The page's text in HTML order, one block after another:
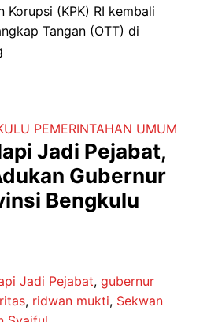
Korupsi (KPK) RI kembali
Tangan (OTT) di
PEMERINTAHAN UMUM
Jadi Pejabat,
Gubernur
Bengkulu
Jadi Pejabat, gubernur
, ridwan mukti, Sekwan